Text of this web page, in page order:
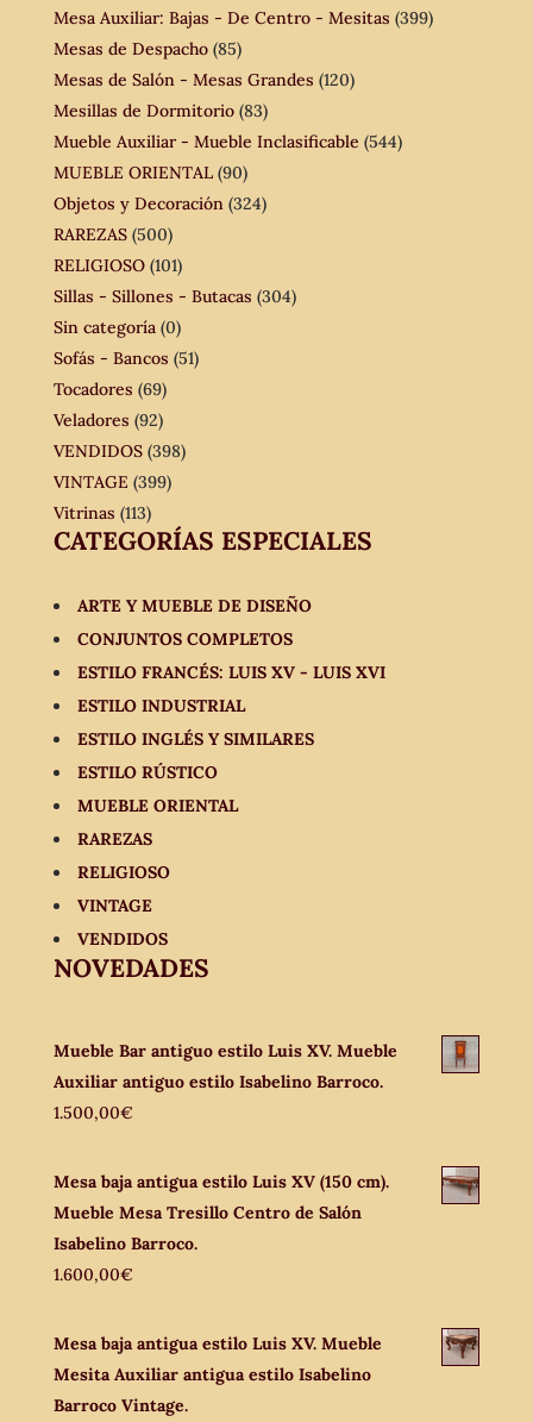
Mesa Auxiliar: Bajas - De Centro - Mesitas (399)
Mesas de Despacho (85)
Mesas de Salón - Mesas Grandes (120)
Mesillas de Dormitorio (83)
Mueble Auxiliar - Mueble Inclasificable (544)
MUEBLE ORIENTAL (90)
Objetos y Decoración (324)
RAREZAS (500)
RELIGIOSO (101)
Sillas - Sillones - Butacas (304)
Sin categoría (0)
Sofás - Bancos (51)
Tocadores (69)
Veladores (92)
VENDIDOS (398)
VINTAGE (399)
Vitrinas (113)
CATEGORÍAS ESPECIALES
ARTE Y MUEBLE DE DISEÑO
CONJUNTOS COMPLETOS
ESTILO FRANCÉS: LUIS XV - LUIS XVI
ESTILO INDUSTRIAL
ESTILO INGLÉS Y SIMILARES
ESTILO RÚSTICO
MUEBLE ORIENTAL
RAREZAS
RELIGIOSO
VINTAGE
VENDIDOS
NOVEDADES
Mueble Bar antiguo estilo Luis XV. Mueble
Auxiliar antiguo estilo Isabelino Barroco.
1.500,00€
Mesa baja antigua estilo Luis XV (150 cm).
Mueble Mesa Tresillo Centro de Salón
Isabelino Barroco.
1.600,00€
Mesa baja antigua estilo Luis XV. Mueble
Mesita Auxiliar antigua estilo Isabelino
Barroco Vintage.